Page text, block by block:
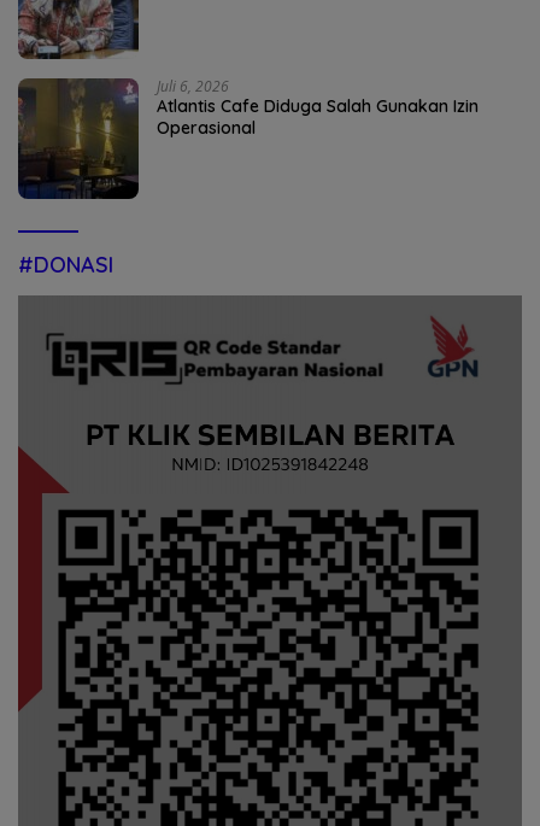
Juli 6, 2026
Atlantis Cafe Diduga Salah Gunakan Izin
Operasional
#DONASI